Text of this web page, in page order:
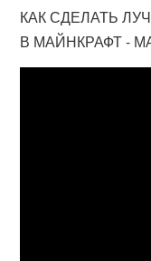
КАК СДЕЛАТЬ
В МАЙНКРАФТ -